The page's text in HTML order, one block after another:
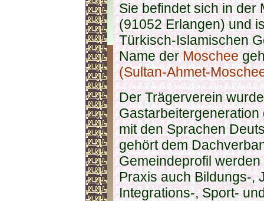
Sie befindet sich in der
(91052 Erlangen) und
Türkisch-Islamischen
Name derMoschee
(Sultan-Ahmet-
Der Trägerverein
mit den Sprachen
gehört dem
Gemeindeprofil
Praxis auch Bildungs-,
Integrations-, Sport-